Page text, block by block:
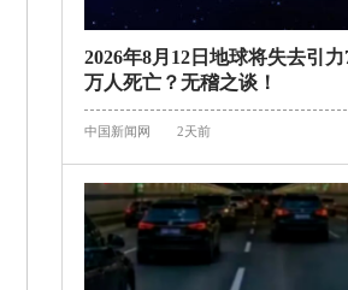
2026年8月12日地球将失去引
万人死亡？无稽之谈！
中国新闻网 2天前